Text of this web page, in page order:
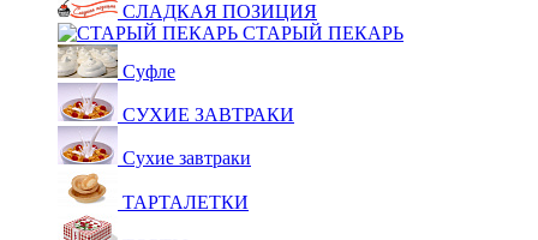
СЛАДКАЯ ПОЗИЦИЯ
СТАРЫЙ ПЕКАРЬ
Суфле
СУХИЕ ЗАВТРАКИ
Сухие завтраки
ТАРТАЛЕТКИ